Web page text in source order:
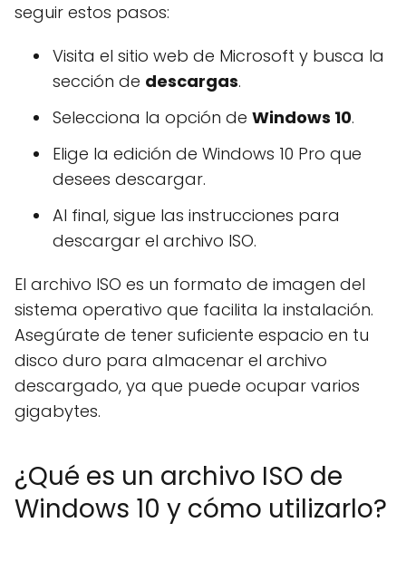
seguir estos pasos:
Visita el sitio web de Microsoft y busca la
sección de descargas.
Selecciona la opción de Windows 10.
Elige la edición de Windows 10 Pro que
desees descargar.
Al final, sigue las instrucciones para
descargar el archivo ISO.
El archivo ISO es un formato de imagen del
sistema operativo que facilita la instalación.
Asegúrate de tener suficiente espacio en tu
disco duro para almacenar el archivo
descargado, ya que puede ocupar varios
gigabytes.
¿Qué es un archivo ISO de
Windows 10 y cómo utilizarlo?